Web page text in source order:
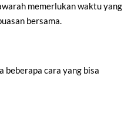
memerlukan waktu yang
bersama.
cara yang bisa